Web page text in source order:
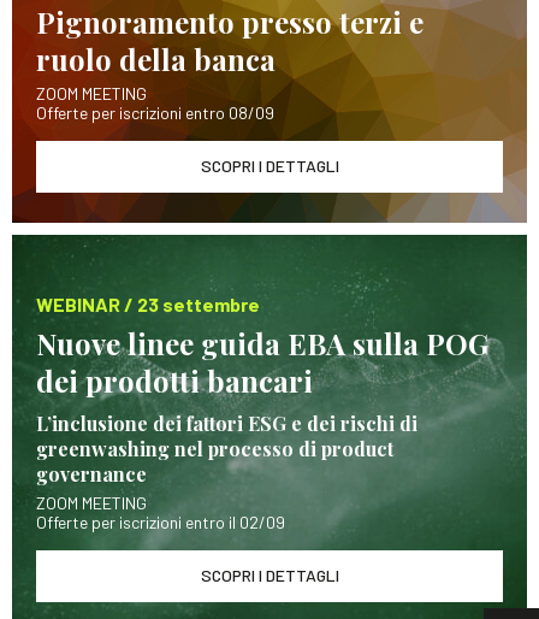
Pignoramento presso terzi e
ruolo della banca
ZOOM MEETING
Offerte per iscrizioni entro 08/09
SCOPRI I DETTAGLI
WEBINAR / 23 settembre
Nuove linee guida EBA sulla POG
dei prodotti bancari
L’inclusione dei fattori ESG e dei rischi di
greenwashing nel processo di product
governance
ZOOM MEETING
Offerte per iscrizioni entro il 02/09
SCOPRI I DETTAGLI